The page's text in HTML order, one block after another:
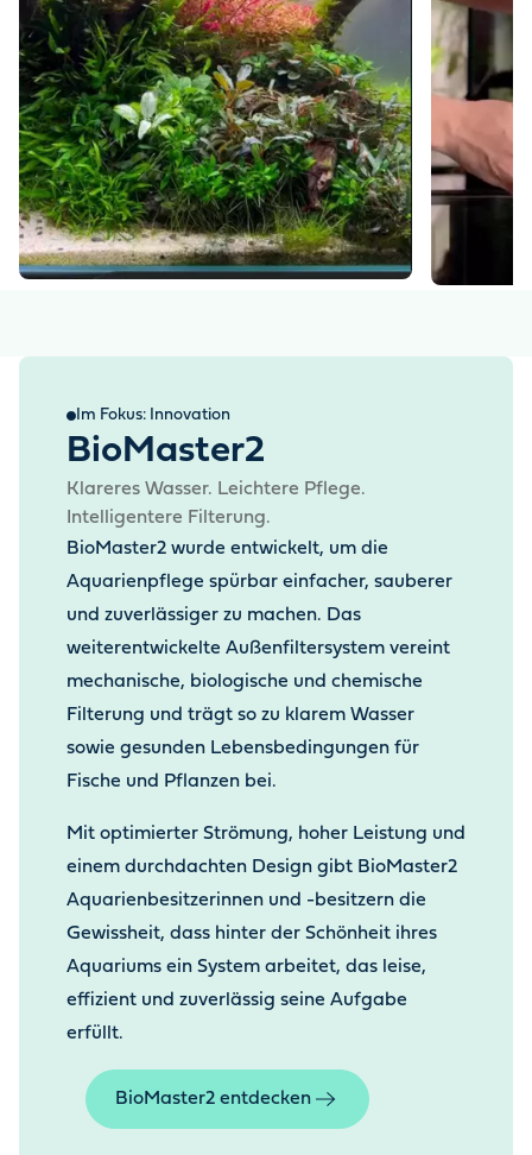
Im Fokus: Innovation
BioMaster2
Klareres Wasser. Leichtere Pflege.
Intelligentere Filterung.
BioMaster2 wurde entwickelt, um die
Aquarienpflege spürbar einfacher, sauberer
und zuverlässiger zu machen. Das
weiterentwickelte Außenfiltersystem vereint
mechanische, biologische und chemische
Filterung und trägt so zu klarem Wasser
sowie gesunden Lebensbedingungen für
Fische und Pflanzen bei.
Mit optimierter Strömung, hoher Leistung und
einem durchdachten Design gibt BioMaster2
Aquarienbesitzerinnen und -besitzern die
Gewissheit, dass hinter der Schönheit ihres
Aquariums ein System arbeitet, das leise,
effizient und zuverlässig seine Aufgabe
erfüllt.
BioMaster2 entdecken